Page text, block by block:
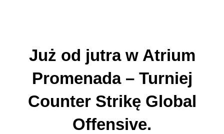
Już od jutra w Atrium
Promenada – Turniej
Counter Strikę Global
Offensive.